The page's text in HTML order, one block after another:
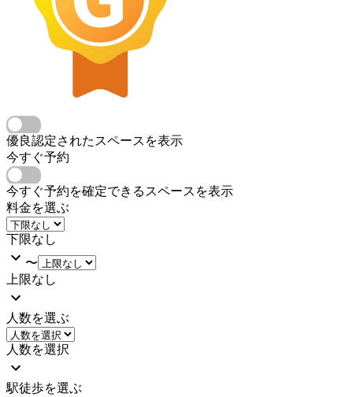
優良認定されたスペースを表示
今すぐ予約
今すぐ予約を確定できるスペースを表示
料金を選ぶ
下限なし
〜
上限なし
人数を選ぶ
人数を選択
駅徒歩を選ぶ